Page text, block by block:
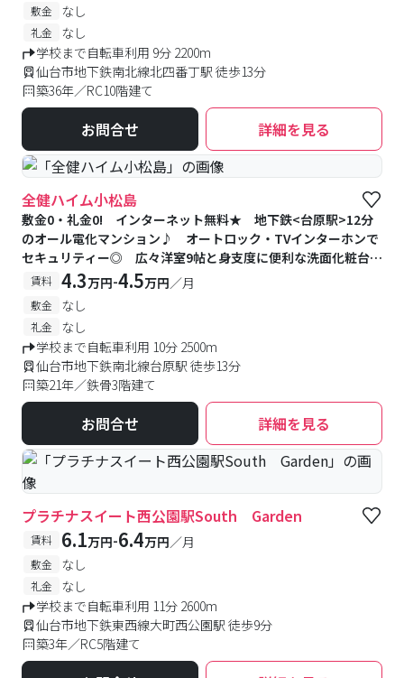
敷金 なし
礼金
なし
学校まで自転車利用 9分 2200m
仙台市地下鉄南北線北四番丁駅 徒歩13分
築36年／RC10階建て
お問合せ 詳細を見る
全健ハイム小松島
敷金0・礼金0! インターネット無料★ 地下鉄<台原駅>12分
のオール電化マンション♪ オートロック・TVインターホンで
セキュリティー◎ 広々洋室9帖と身支度に便利な洗面化粧台が
オススメポイント!
賃料 4.3万円-4.5万円／月
敷金 なし
礼金
なし
学校まで自転車利用 10分 2500m
仙台市地下鉄南北線台原駅 徒歩13分
築21年／鉄骨3階建て
お問合せ 詳細を見る
プラチナスイート西公園駅South Garden
賃料 6.1万円-6.4万円／月
敷金 なし
礼金
なし
学校まで自転車利用 11分 2600m
仙台市地下鉄東西線大町西公園駅 徒歩9分
築3年／RC5階建て